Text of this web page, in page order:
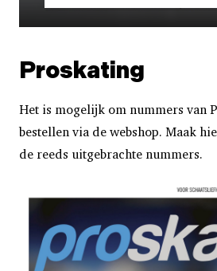
Proskating
Het is mogelijk om nummers van
bestellen via de webshop. Maak
de reeds uitgebrachte nummers.